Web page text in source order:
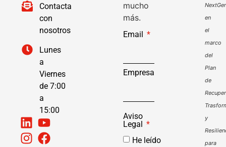
Contacta
con
nosotros
Lunes
a
Viernes
de 7:00
a
15:00
mucho
más.
Email
Empresa
Aviso
Legal
He leído
en
el
marco
del
Plan
de
y
para